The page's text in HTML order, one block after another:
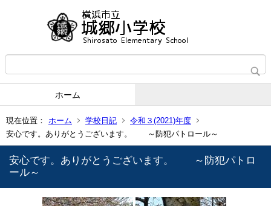
ホーム
現在位置： ホーム 学校日記
令和３(2021)年度
安心です。ありがとうございます。 ～防犯パトロール～
安心です。ありがとうございます。 ～防犯パトロ
ール～